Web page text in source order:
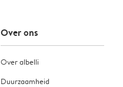
Over ons
Over albelli
Duurzaamheid